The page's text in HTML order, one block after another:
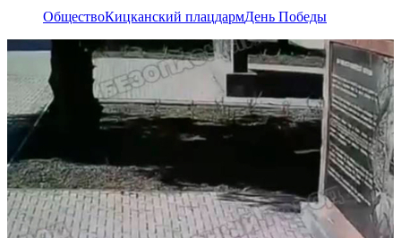
ОбществоКицканский плацдармДень Победы